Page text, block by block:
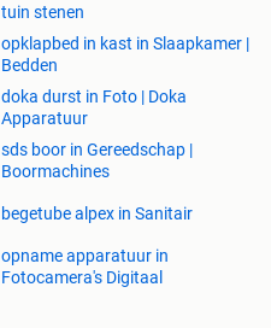
tuin stenen
opklapbed in kast in Slaapkamer |
Bedden
doka durst in Foto | Doka
Apparatuur
sds boor in Gereedschap |
Boormachines
begetube alpex in Sanitair
opname apparatuur in
Fotocamera's Digitaal